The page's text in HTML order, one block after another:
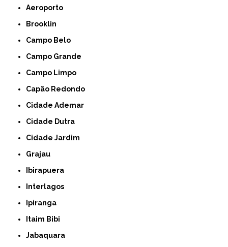
Aeroporto
Brooklin
Campo Belo
Campo Grande
Campo Limpo
Capão Redondo
Cidade Ademar
Cidade Dutra
Cidade Jardim
Grajau
Ibirapuera
Interlagos
Ipiranga
Itaim Bibi
Jabaquara